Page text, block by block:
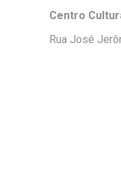
Centro
Rua José